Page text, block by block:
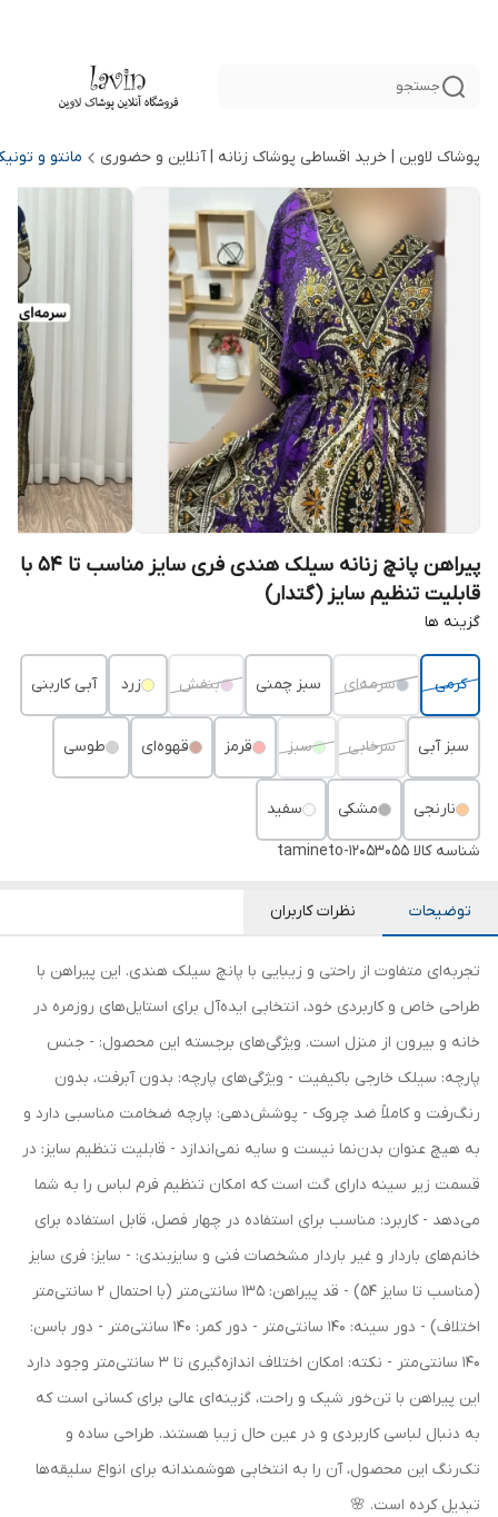
جستجو
پوشاک لاوین | خرید اقساطی پوشاک زنانه | آنلاین و حضوری مانتو و
پیراهن پانچ زنانه سیلک هندی فری سایز مناسب تا 54 با
قابلیت تنظیم سایز (گتدار)
گزینه ها
کرمی سرمه‌ای سبز چمنی بنفش زرد آبی کاربنی
سبز آبی سرخابی سبز قرمز قهوه‌ای طوسی
نارنجی مشکی
سفید
شناسه کالا tamineto-12053055
توضیحات نظرات کاربران
تجربه‌ای متفاوت از راحتی و زیبایی با پانچ سیلک هندی. این پیراهن با
طراحی خاص و کاربردی خود، انتخابی ایده‌آل برای استایل‌های روزمره در
خانه و بیرون از منزل است. ویژگی‌های برجسته این محصول: - جنس
پارچه: سیلک خارجی باکیفیت - ویژگی‌های پارچه: بدون آبرفت، بدون
رنگ‌رفت و کاملاً ضد چروک - پوشش‌دهی: پارچه ضخامت مناسبی دارد و
به هیچ عنوان بدن‌نما نیست و سایه نمی‌اندازد - قابلیت تنظیم سایز: در
قسمت زیر سینه دارای گت است که امکان تنظیم فرم لباس را به شما
می‌دهد - کاربرد: مناسب برای استفاده در چهار فصل، قابل استفاده برای
خانم‌های باردار و غیر باردار مشخصات فنی و سایزبندی: - سایز: فری سایز
(مناسب تا سایز 54) - قد پیراهن: 135 سانتی‌متر (با احتمال 2 سانتی‌متر
اختلاف) - دور سینه: 140 سانتی‌متر - دور کمر: 140 سانتی‌متر - دور باسن:
140 سانتی‌متر - نکته: امکان اختلاف اندازه‌گیری تا 3 سانتی‌متر وجود دارد
این پیراهن با تن‌خور شیک و راحت، گزینه‌ای عالی برای کسانی است که
به دنبال لباسی کاربردی و در عین حال زیبا هستند. طراحی ساده و
تک‌رنگ این محصول، آن را به انتخابی هوشمندانه برای انواع سلیقه‌ها
تبدیل کرده است. 🌸